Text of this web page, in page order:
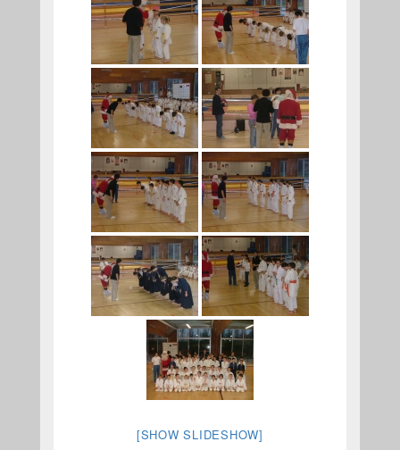
[SHOW SLIDESHOW]